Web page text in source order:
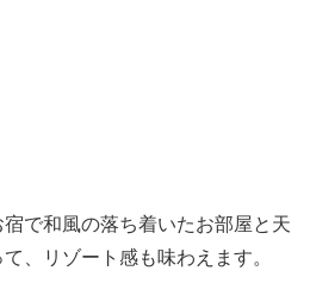
で和風の落ち着いたお部屋と天
、リゾート感も味わえます。